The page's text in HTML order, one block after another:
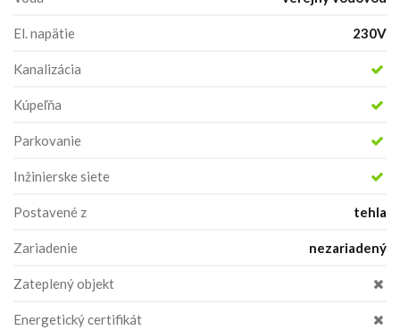
El. napätie 230V
Kanalizácia
Kúpeľňa
Parkovanie
Inžinierske siete
Postavené z tehla
Zariadenie nezariadený
Zateplený objekt
Energetický certifikát